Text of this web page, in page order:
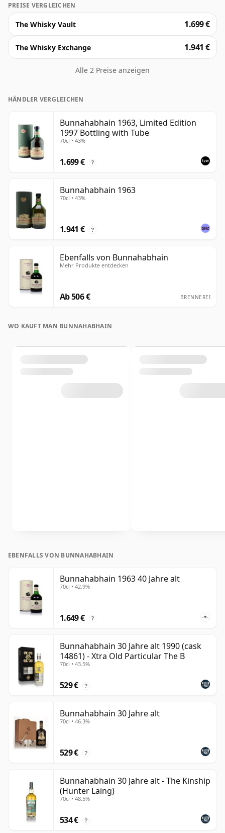
PREISE VERGLEICHEN
The Whisky Vault 1.699 €
The Whisky Exchange 1.941 €
Alle 2 Preise anzeigen
HÄNDLER VERGLEICHEN
Bunnahabhain 1963, Limited Edition
1997 Bottling with Tube
70cl • 43%
1.699 € ?
Bunnahabhain 1963
70cl • 43%
1.941 € ?
Ebenfalls von Bunnahabhain
Mehr Produkte entdecken
Ab 506 € BRENNEREI
WO KAUFT MAN BUNNAHABHAIN
EBENFALLS VON BUNNAHABHAIN
Bunnahabhain 1963 40 Jahre alt
70cl • 42.9%
1.649 € ?
Bunnahabhain 30 Jahre alt 1990 (cask
14861) - Xtra Old Particular The B
70cl • 43.5%
529 € ?
Bunnahabhain 30 Jahre alt
70cl • 46.3%
529 € ?
Bunnahabhain 30 Jahre alt - The Kinship
(Hunter Laing)
70cl • 48.5%
534 € ?